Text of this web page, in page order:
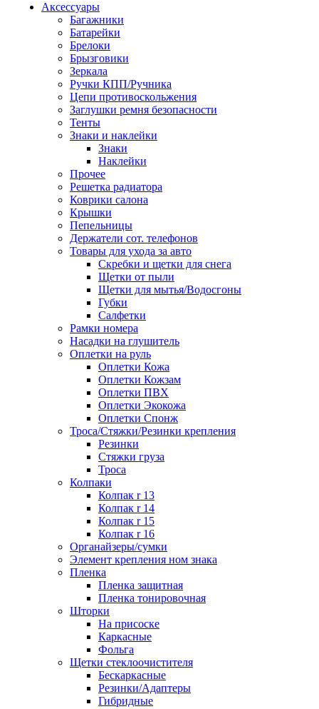
Аксессуары
Багажники
Батарейки
Брелоки
Брызговики
Зеркала
Ручки КПП/Ручника
Цепи противоскольжения
Заглушки ремня безопасности
Тенты
Знаки и наклейки
Знаки
Наклейки
Прочее
Решетка радиатора
Коврики салона
Крышки
Пепельницы
Держатели сот. телефонов
Товары для ухода за авто
Скребки и щетки для снега
Щетки от пыли
Щетки для мытья/Водосгоны
Губки
Салфетки
Рамки номера
Насадки на глушитель
Оплетки на руль
Оплетки Кожа
Оплетки Кожзам
Оплетки ПВХ
Оплетки Экокожа
Оплетки Спонж
Троса/Стяжки/Резинки крепления
Резинки
Стяжки груза
Троса
Колпаки
Колпак r 13
Колпак r 14
Колпак r 15
Колпак r 16
Органайзеры/сумки
Элемент крепления ном знака
Пленка
Пленка защитная
Пленка тонировочная
Шторки
На присоске
Каркасные
Фольга
Щетки стеклоочистителя
Бескаркасные
Резинки/Адаптеры
Гибридные